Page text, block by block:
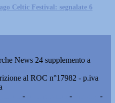
Celtic Festival: segnalate 6
News 24 supplemento a
al ROC n°17982 - p.iva
- -
-